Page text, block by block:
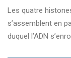
Les quatre
s’assemblent en
duquel l’ADN